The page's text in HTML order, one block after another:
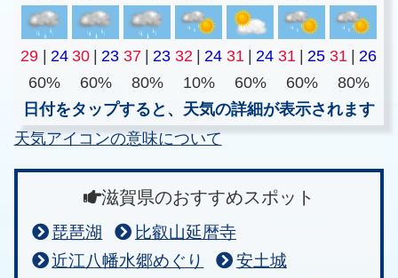
29 | 24 30 | 23 37 | 23 32 | 24 31 | 24 31 | 25 31 | 26
60%
60% 80% 10% 60% 60%
80%
日付をタップすると、天気の詳細が表示されます
天気アイコンの意味について
滋賀県のおすすめスポット
琵琶湖
比叡山延暦寺
近江八幡水郷めぐり
安土城